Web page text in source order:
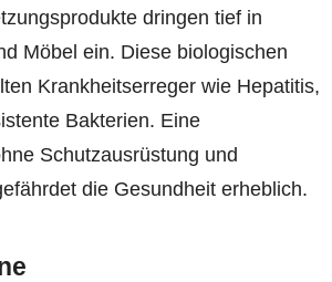
dringen tief in
Möbel ein. Diese biologischen
Krankheitserreger wie Hepatitis,
Bakterien. Eine
Schutzausrüstung und
die Gesundheit erheblich.